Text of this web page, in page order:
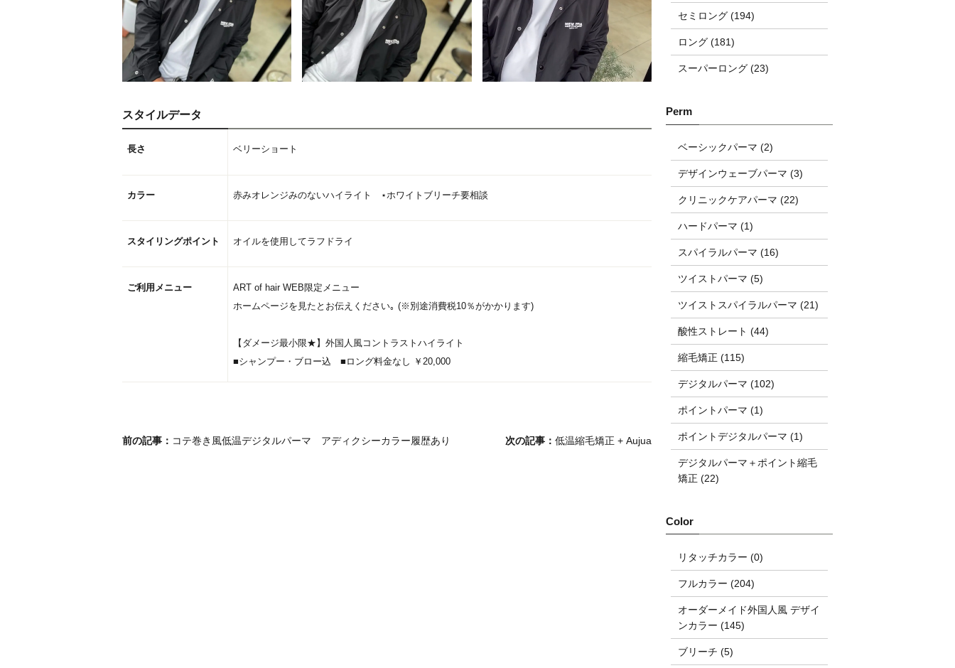
スタイルデータ
長さ ベリーショート
カラー 赤みオレンジみのないハイライト ⋆ホワイトブリーチ要相談
スタイリングポイント オイルを使用してラフドライ
ご利用メニュー
ART of hair WEB限定メニュー
ホームページを見たとお伝えください｡ (※別途消費税10％がかかります)
【ダメージ最小限★】外国人風コントラストハイライト
■シャンプー・ブロー込 ■ロング料金なし ￥20,000
前の記事： コテ巻き風低温デジタルパーマ アディクシーカラー履歴あり 次の記事： 低温縮毛矯正 + Aujua
セミロング (194)
ロング (181)
スーパーロング (23)
ベーシックパーマ (2)
デザインウェーブパーマ (3)
クリニックケアパーマ (22)
ハードパーマ (1)
スパイラルパーマ (16)
ツイストパーマ (5)
ツイストスパイラルパーマ (21)
酸性ストレート (44)
縮毛矯正 (115)
デジタルパーマ (102)
ポイントパーマ (1)
ポイントデジタルパーマ (1)
デジタルパーマ＋ポイント縮毛
矯正 (22)
リタッチカラー (0)
フルカラー (204)
オーダーメイド外国人風 デザイ
ンカラー (145)
ブリーチ (5)